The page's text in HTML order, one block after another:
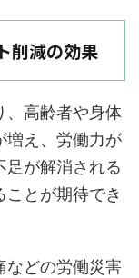
削減の効果
、高齢者や身体
増え、労働力が
足が解消される
とが期待でき
などの労働災害